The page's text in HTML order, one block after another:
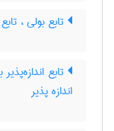
تابع بولی ،
تابع
اندازه پذیر